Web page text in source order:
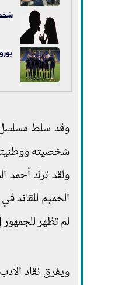
يورو 2020.. فرنسا تودع البطولة على يد سويسرا
شخصيته
ولقد ترك أحمد
الحميم للقائد
لم تظهر للجمهور
ويفرق نقاد